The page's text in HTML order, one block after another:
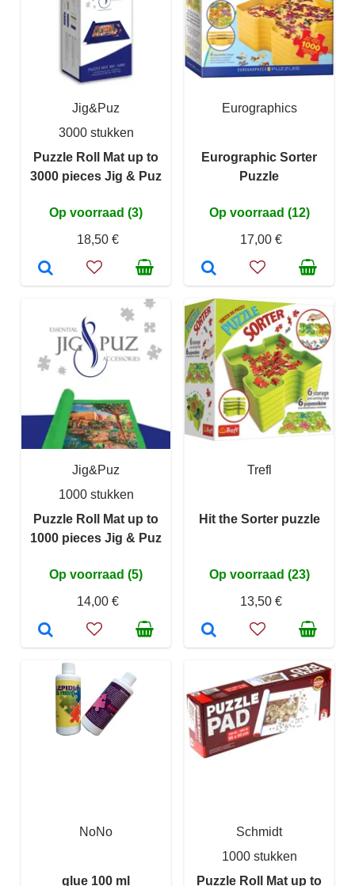
Jig&Puz
3000 stukken
Puzzle Roll Mat up to
3000 pieces Jig & Puz
Op voorraad (3)
18,50 €
Eurographics
Eurographic Sorter
Puzzle
Op voorraad (12)
17,00 €
Jig&Puz
1000 stukken
Puzzle Roll Mat up to
1000 pieces Jig & Puz
Op voorraad (5)
14,00 €
Trefl
Hit the Sorter puzzle
Op voorraad (23)
13,50 €
NoNo
glue 100 ml
Schmidt
1000 stukken
Puzzle Roll Mat up to